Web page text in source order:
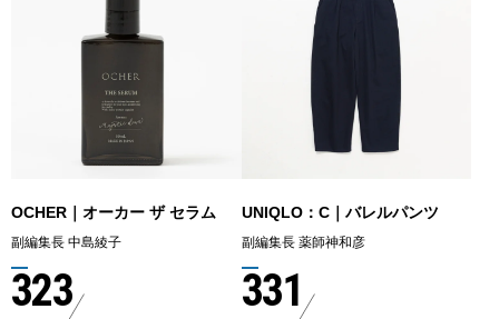
OCHER｜オーカー ザ セラム
副編集長 中島綾子
UNIQLO：C｜バレルパンツ
副編集長 薬師神和彦
323 331